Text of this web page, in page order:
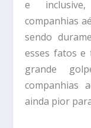
e
companhias
sendo
esses fatos
grande
companhias
ainda pior